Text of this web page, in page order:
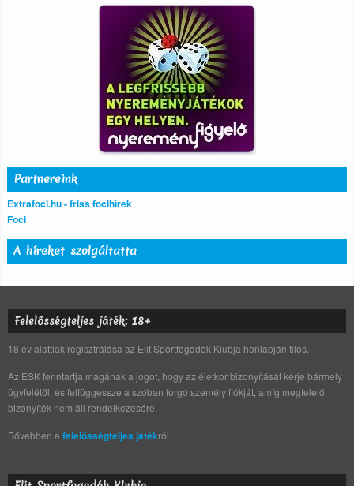
Partnereink
Extrafoci.hu - friss focihírek
Foci
A híreket szolgáltatta
Felelősségteljes játék: 18+
18 év alattiak regisztrálása az Elit Sportfogadók Klubja honlapján tilos.
Az ESK fenntartja magának a jogot, hogy az életkor bizonyítását kérje bármely
ügyfelétől, és felfüggessze a szóban forgó személy fiókját, amíg megfelelő
bizonyíték nem áll rendelkezésére.
Bővebben a felelősségteljes játékról.